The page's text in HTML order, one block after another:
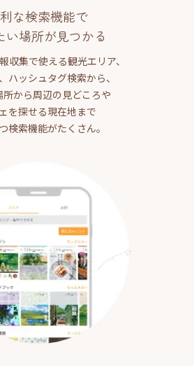
な検索機能で
い場所が見つかる
収集で使える観光エリア、
ハッシュタグ検索から、
所から周辺の見どころや
を探せる現在地まで
検索機能がたくさん。